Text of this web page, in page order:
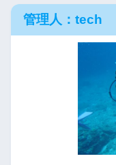
管理人：tech